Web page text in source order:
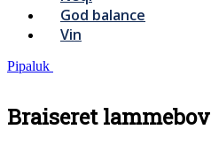
God balance
Vin
Pipaluk
Braiseret lammebov